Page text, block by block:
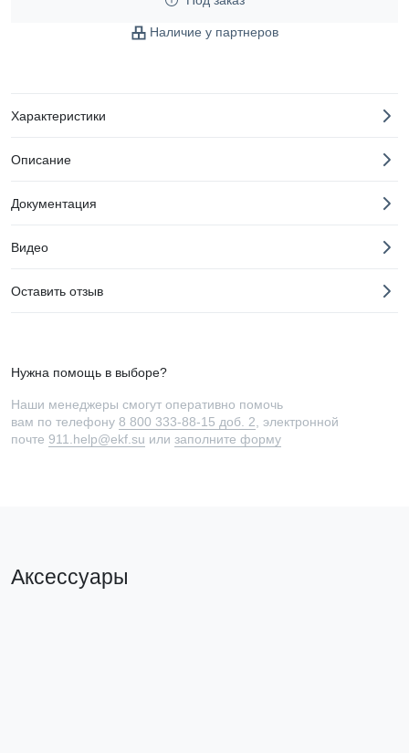
Наличие у партнеров
Характеристики
Описание
Документация
Видео
Оставить отзыв
Нужна помощь в выборе?
Наши менеджеры смогут оперативно помочь
вам по телефону 8 800 333-88-15 доб. 2 , электронной
почте 911.help@ekf.su или заполните форму
Аксессуары